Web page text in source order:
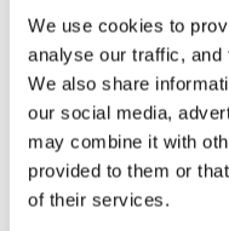
We use cookies to
analyse our traffic, and
We also share
our social media,
may combine it with
provided to them or
of their services.
ERSATZTEIL-
Englisch